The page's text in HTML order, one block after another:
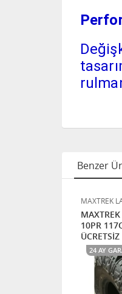
Benzer
MAXTREK
10PR
24 AY